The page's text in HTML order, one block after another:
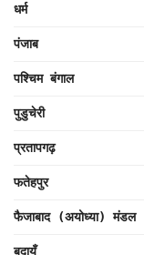
धर्म
पंजाब
पश्चिम बंगाल
पुडुचेरी
प्रतापगढ़
फतेहपुर
फैजाबाद (अयोध्या) मंडल
बदायूँ